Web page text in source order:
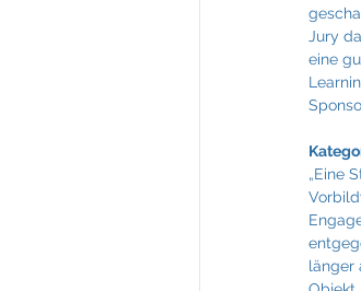
Jury
eine
„Eine
länger